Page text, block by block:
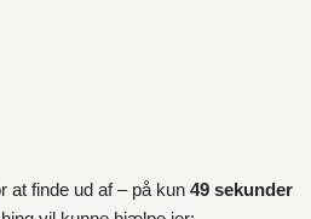
at finde ud af – på kun 49 sekunder